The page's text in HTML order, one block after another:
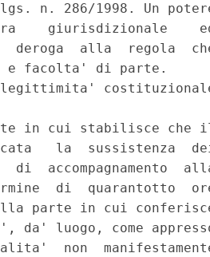
n. 286/1998. Un
giurisdizionale
deroga  alla  regola
e facolta' di parte.
in cui stabilisce che
la  sussistenza
accompagnamento
di  quarantotto
parte in cui
da' luogo, come
non